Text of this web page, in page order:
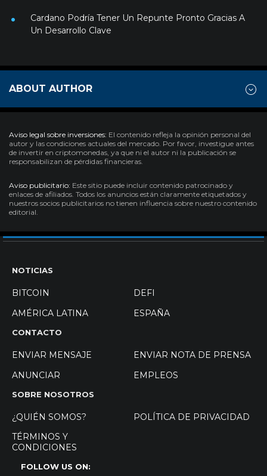
Cardano Podría Tener Un Repunte Pronto Gracias A
Un Desarrollo Clave
ABOUT AUTHOR
Aviso legal sobre inversiones: El contenido refleja la opinión personal del
autor y las condiciones actuales del mercado. Por favor, investigue antes
de invertir en criptomonedas, ya que ni el autor ni la publicación se
responsabilizan de pérdidas financieras.
Aviso publicitario: Este sitio puede incluir contenido patrocinado y
enlaces de afiliados. Todos los anuncios están claramente etiquetados y
nuestros socios publicitarios no tienen influencia sobre nuestro contenido
editorial.
NOTICIAS
BITCOIN
DEFI
AMÉRICA LATINA
ESPAÑA
CONTACTO
ENVIAR MENSAJE
ENVIAR NOTA DE PRENSA
ANUNCIAR
EMPLEOS
SOBRE NOSOTROS
¿QUIÉN SOMOS?
POLÍTICA DE PRIVACIDAD
TÉRMINOS Y
CONDICIONES
FOLLOW US ON: